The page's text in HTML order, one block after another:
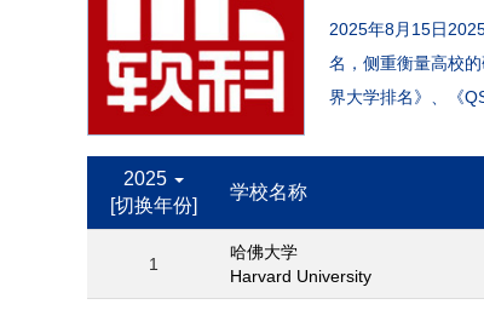
2025年8月15日
名，侧重衡量高校
界大学排名》、《
2025
[切换年份]
学校名称
1
哈佛大学
Harvard University